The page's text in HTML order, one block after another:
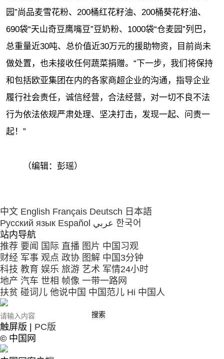
园”尚品麦雪花粉、200桶红花籽油、200桶葵花籽油、
690袋“天山奇豆鹰嘴豆”豆奶粉、1000袋“仓麦园”列巴，
总重量近30吨、总价值近30万元的援助物资，目前尚未
做处置，也未接收任何蔬菜捐赠。“下一步，我们将保持
和包括欧亚集团在内的各家商超企业的沟通，指导企业
履行社会责任，诚信经营，合法经营，对一切不良不法
行为依法依规严肃处理、坚决打击，发现一起、问责一
起！”
（编辑：彭瑶）
中文 English Français Deutsch 日本語
Русский язык Español عربي 한국어
站内导航
推荐 要闻 国际 直播 图片 中国习观
财经 军事 观点 政协 图解 中国3分钟
科技 教育 娱乐 旅游 艺术 军情24小时
地产 汽车 世相 帧像 一带一路网
扶贫 碰词儿 他说中国 中国范儿 Hi 中国人
触屏版 | PC版
© 中国网